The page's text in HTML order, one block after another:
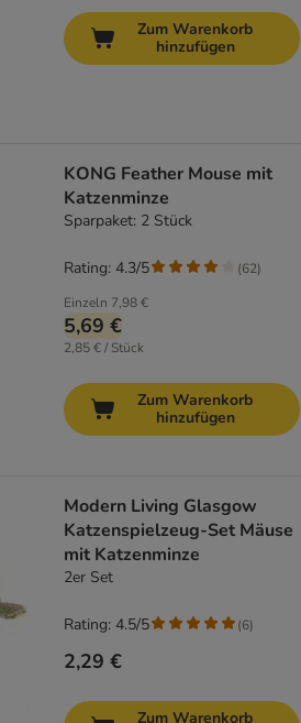
Zum Warenkorb
hinzufügen
KONG Feather Mouse mit
Katzenminze
Sparpaket: 2 Stück
Einzeln 7,98 €
5,69 €
2,85 € / Stück
Rating: 4.3/5 (62)
Zum Warenkorb
hinzufügen
Modern Living Glasgow
Katzenspielzeug-Set Mäuse
mit Katzenminze
2er Set
2,29 €
Rating: 4.5/5 (6)
Zum Warenkorb